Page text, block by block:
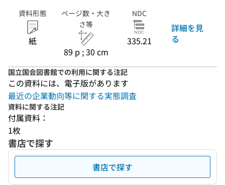
資料形態
紙
ページ数・大き
さ等
89 p ; 30 cm
NDC
335.21
詳細を見
る
国立国会図書館での利用に関する注記
この資料には、電子版があります
最近の企業動向等に関する実態調査
資料に関する注記
付属資料：
1枚
書店で探す
書店で探す